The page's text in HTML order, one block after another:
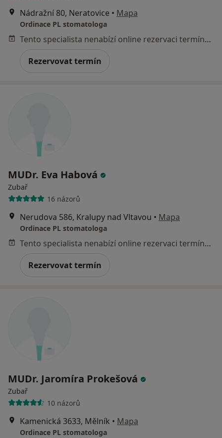
Nádražní 80, Neratovice • Mapa
Ordinace PL stomatologa
Tento specialista nenabízí online rezervaci termínu na této adrese.
Rezervovat termín
MUDr. Eva Habová
Zubař
16 názorů
Nerudova 586, Kralupy nad Vltavou • Mapa
Ordinace PL stomatologa
Tento specialista nenabízí online rezervaci termínu na této adrese.
Rezervovat termín
MUDr. Jaromíra Prokešová
Zubař
10 názorů
Kamenická 3633, Mělník • Mapa
Ordinace PL stomatologa